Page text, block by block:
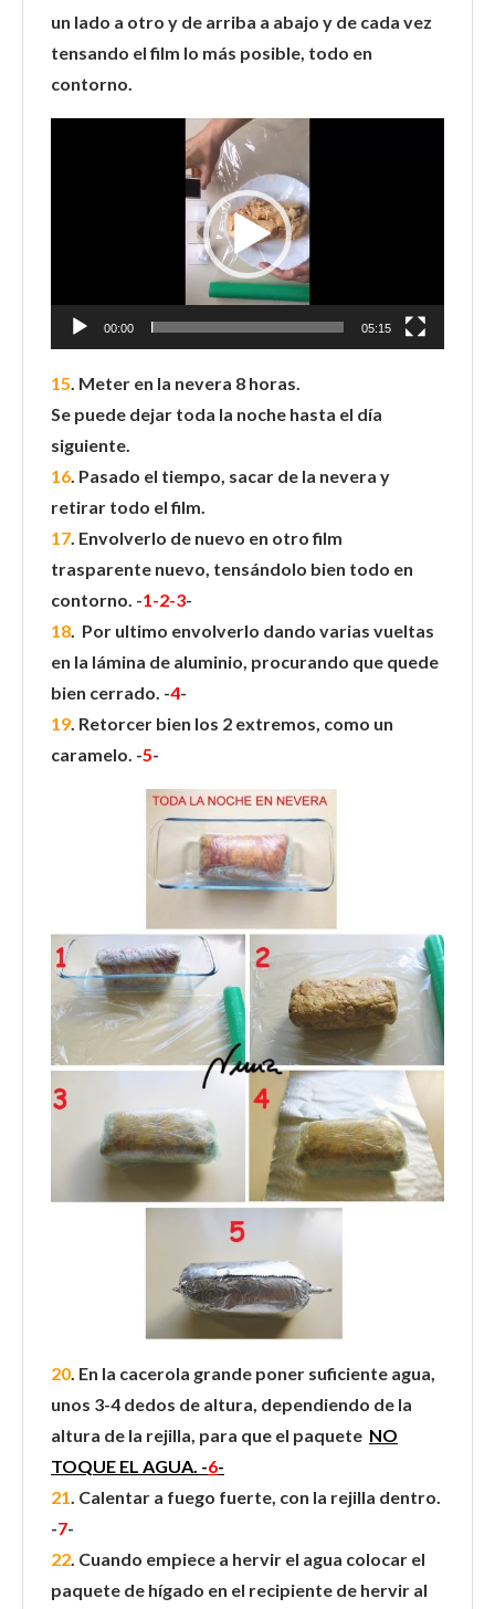
un lado a otro y de arriba a abajo y de cada vez
tensando el film lo más posible, todo en
contorno.
00:00 05:15
15. Meter en la nevera 8 horas.
Se puede dejar toda la noche hasta el día
siguiente.
16. Pasado el tiempo, sacar de la nevera y
retirar todo el film.
17. Envolverlo de nuevo en otro film
trasparente nuevo, tensándolo bien todo en
contorno. -1-2-3-
18. Por ultimo envolverlo dando varias vueltas
en la lámina de aluminio, procurando que quede
bien cerrado. -4-
19. Retorcer bien los 2 extremos, como un
caramelo. -5-
20. En la cacerola grande poner suficiente agua,
unos 3-4 dedos de altura, dependiendo de la
altura de la rejilla, para que el paquete NO
TOQUE EL AGUA. -6-
21. Calentar a fuego fuerte, con la rejilla dentro.
-7-
22. Cuando empiece a hervir el agua colocar el
paquete de hígado en el recipiente de hervir al